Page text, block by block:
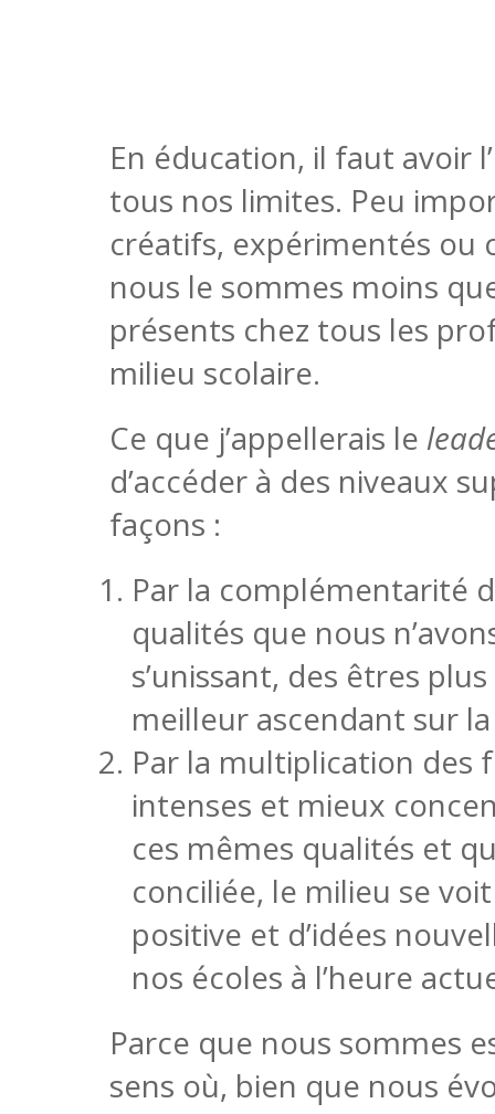
En éducation, il faut avoir
tous nos limites. Peu
créatifs, expérimentés ou
nous le sommes moins
présents chez tous les
milieu scolaire.
Ce que j’appellerais le
d’accéder à des niveaux
façons :
Par la complémentarité
qualités que nous
s’unissant, des êtres
meilleur ascendant sur
Par la multiplication des
intenses et mieux
ces mêmes qualités et
conciliée, le milieu se
positive et d’idées
nos écoles à l’heure
Parce que nous sommes
sens où, bien que nous